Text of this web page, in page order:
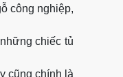
công nghiệp,
chiếc tủ
cũng chính là